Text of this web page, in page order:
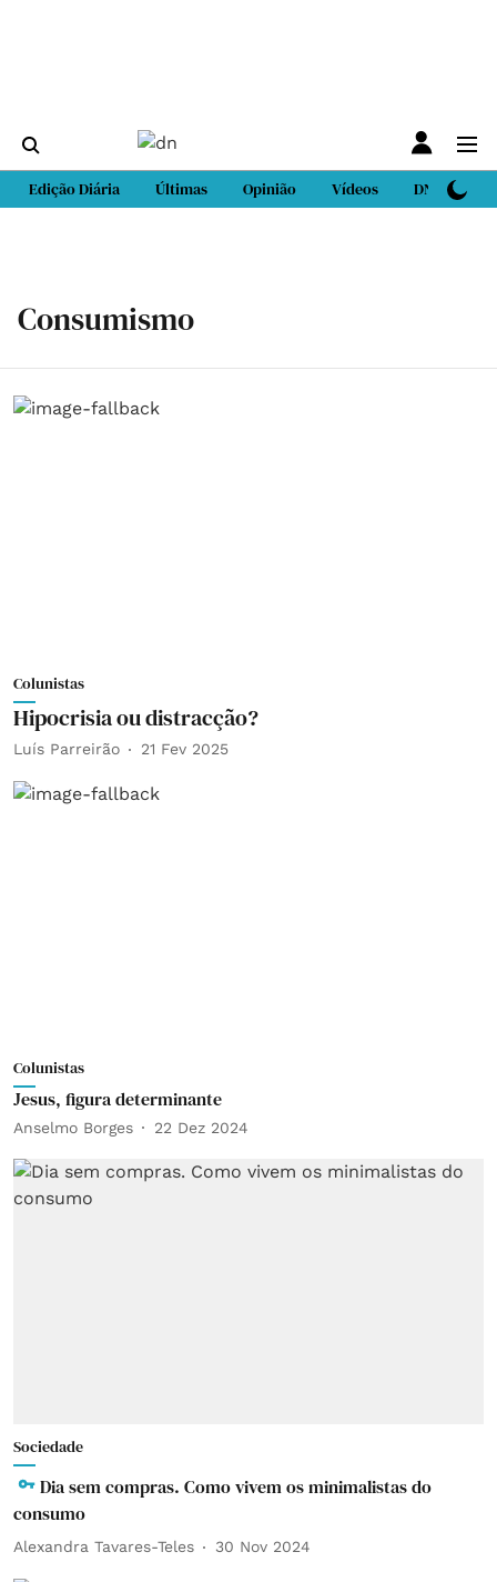
Edição Diária Últimas Opinião Vídeos DN Sport
Consumismo
Colunistas
Hipocrisia ou distracção?
Luís Parreirão 21 Fev 2025
Colunistas
Jesus, figura determinante
Anselmo Borges 22 Dez 2024
Sociedade
Dia sem compras. Como vivem os minimalistas do
consumo
Alexandra Tavares-Teles 30 Nov 2024